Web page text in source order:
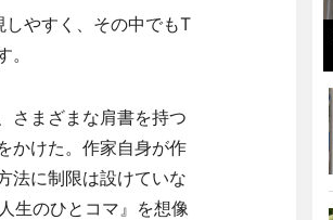
やすく、その中でもT
さまざまな肩書を持つ
かけた。作家自身が作
法に制限は設けていな
生のひとコマ』を想像